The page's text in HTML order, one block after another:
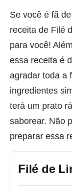
Se você é fã
receita de Filé
para você!
essa receita é
agradar toda a
ingredientes
terá um prato
saborear. Não
preparar essa
Filé de